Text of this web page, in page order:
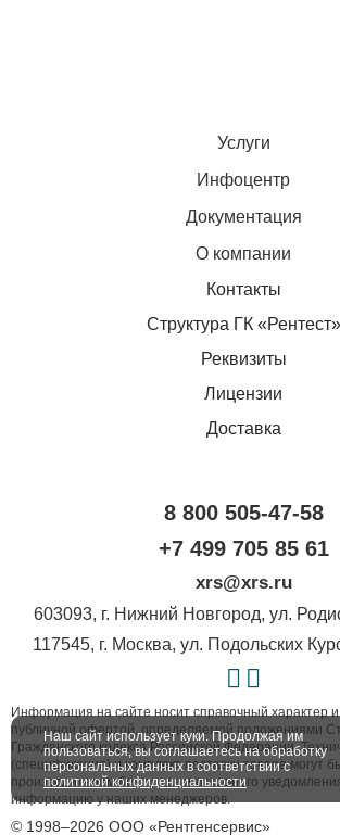
Услуги
Инфоцентр
Документация
О компании
Контакты
Структура ГК «Рентест»
Реквизиты
Лицензии
Доставка
8 800 505-47-58
+7 499 705 85 61
xrs@xrs.ru
603093, г. Нижний Новгород, ул.
117545, г. Москва, ул. Подольских
Информация на сайте носит справочный характер
публичной офертой, определяемой положениями
Гражданского кодекса Российской Федерации.
(спецификация) и комплект поставки товара могут
производителем без предварительного
информацию у наших менеджеров.
© 1998–2026 ООО «Рентгенсервис»
Наш сайт использует куки. Продолжая им
пользоваться, вы соглашаетесь на обработку
персональных данных в соответствии с
политикой конфиденциальности